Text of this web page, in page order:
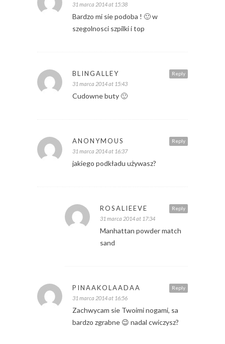
31 marca 2014 at 15:38
Bardzo mi sie podoba ! 🙂 w
szegolnosci szpilki i top
Reply
BLINGALLEY
31 marca 2014 at 15:43
Cudowne buty 🙂
Reply
ANONYMOUS
31 marca 2014 at 16:37
jakiego podkładu używasz?
Reply
ROSALIEEVE
31 marca 2014 at 17:34
Manhattan powder match
sand
Reply
PINAAKOLAADAA
31 marca 2014 at 16:56
Zachwycam sie Twoimi nogami, sa
bardzo zgrabne 😉 nadal cwiczysz?